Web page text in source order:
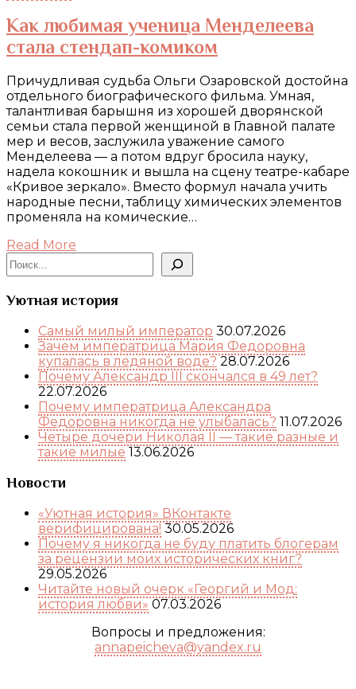
Как любимая ученица Менделеева
стала стендап-комиком
Причудливая судьба Ольги Озаровской достойна
отдельного биографического фильма. Умная,
талантливая барышня из хорошей дворянской
семьи стала первой женщиной в Главной палате
мер и весов, заслужила уважение самого
Менделеева — а потом вдруг бросила науку,
надела кокошник и вышла на сцену театре-кабаре
«Кривое зеркало». Вместо формул начала учить
народные песни, таблицу химических элементов
променяла на комические…
Read More
Поиск
Уютная история
Самый милый император 30.07.2026
Зачем императрица Мария Федоровна
купалась в ледяной воде? 28.07.2026
Почему Александр III скончался в 49 лет?
22.07.2026
Почему императрица Александра
Федоровна никогда не улыбалась? 11.07.2026
Четыре дочери Николая II — такие разные и
такие милые 13.06.2026
Новости
«Уютная история» ВКонтакте
верифицирована! 30.05.2026
Почему я никогда не буду платить блогерам
за рецензии моих исторических книг?
29.05.2026
Читайте новый очерк «Георгий и Мод:
история любви» 07.03.2026
Вопросы и предложения:
annapeicheva@yandex.ru